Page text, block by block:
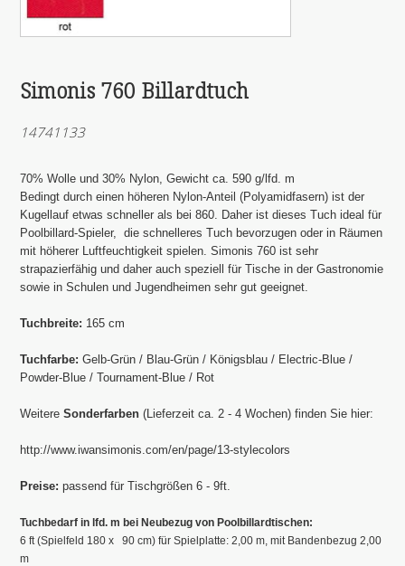
Simonis 760 Billardtuch
14741133
70% Wolle und 30% Nylon, Gewicht ca. 590 g/lfd. m
Bedingt durch einen höheren Nylon-Anteil (Polyamidfasern) ist der
Kugellauf etwas schneller als bei 860. Daher ist dieses Tuch ideal für
Poolbillard-Spieler, die schnelleres Tuch bevorzugen oder in Räumen
mit höherer Luftfeuchtigkeit spielen. Simonis 760 ist sehr
strapazierfähig und daher auch speziell für Tische in der Gastronomie
sowie in Schulen und Jugendheimen sehr gut geeignet.
Tuchbreite: 165 cm
Tuchfarbe: Gelb-Grün / Blau-Grün / Königsblau / Electric-Blue /
Powder-Blue / Tournament-Blue / Rot
WeitereSonderfarben(Lieferzeit ca. 2 - 4 Wochen) finden Sie hier:
http://www.iwansimonis.com/en/page/13-stylecolors
Preise: passend für Tischgrößen 6 - 9ft.
Tuchbedarf in lfd. m bei Neubezug von Poolbillardtischen:
6 ft (Spielfeld 180 x 90 cm) für Spielplatte: 2,00 m, mit Bandenbezug 2,00
m